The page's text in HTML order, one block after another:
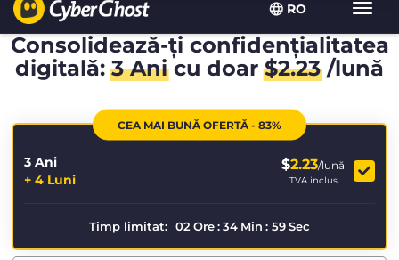
RO
Consolidează-ți confidențialitatea
digitală:3 Anicu doar$2.23/lună
CEA MAI BUNĂ OFERTĂ - 83%
3 Ani
+ 4 Luni
$2.23/lună
TVA inclus
Timp limitat: 02 Ore:34 Min : 59Sec